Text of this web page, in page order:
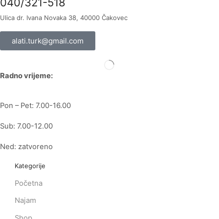
Ulica dr. Ivana Novaka 38, 40000 Čakovec
alati.turk@gmail.com
Radno vrijeme:
Pon – Pet: 7.00-16.00
Sub: 7.00-12.00
Ned: zatvoreno
Kategorije
Početna
Najam